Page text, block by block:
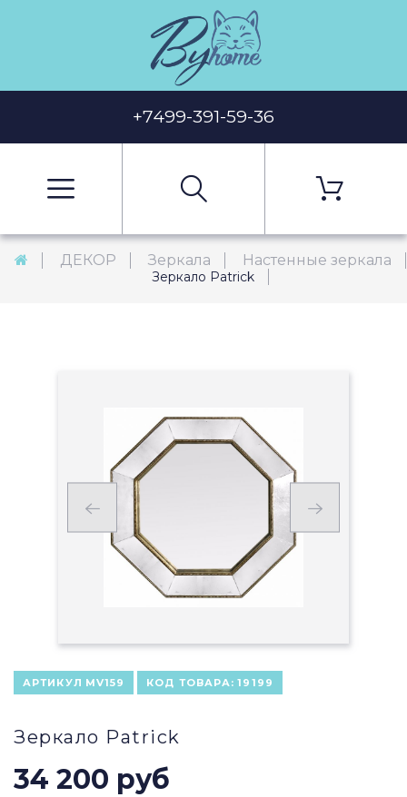
+7499-391-59-36
ДЕКОР Зеркала Настенные зеркала
Зеркало Patrick
АРТИКУЛ MV159 КОД ТОВАРА: 19199
Зеркало Patrick
34 200 руб